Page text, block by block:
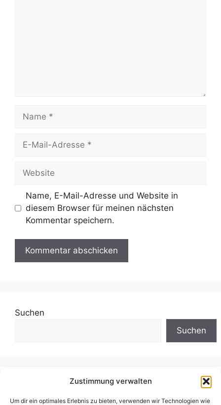
Zustimmung verwalten
Um dir ein optimales Erlebnis zu bieten, verwenden wir Technologien wie
Mail-
Name, E-Mail-Adresse und Website in
diesem Browser für meinen nächsten
Kommentar speichern.
Suchen
Suchen
Neueste Beiträge